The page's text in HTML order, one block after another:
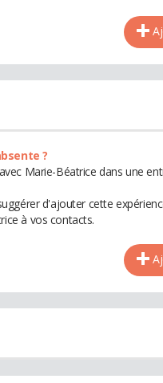
?
Marie-Béatrice dans une
d'ajouter cette
à vos contacts.